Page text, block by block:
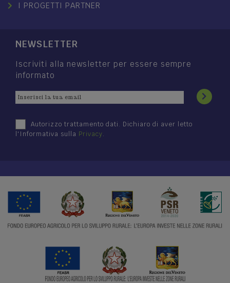
I PROGETTI PARTNER
NEWSLETTER
Iscriviti alla newsletter per essere sempre
informato
Autorizzo trattamento dati. Dichiaro di aver letto
l'Informativa sulla Privacy.